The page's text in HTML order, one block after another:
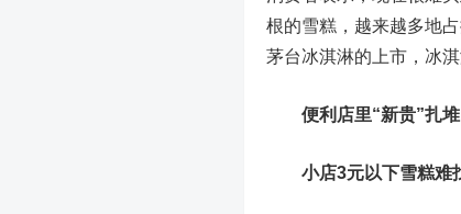
根的雪糕，越来越多地
茅台冰淇淋的上市，冰
便利店里“新贵”扎堆
小店3元以下雪糕难